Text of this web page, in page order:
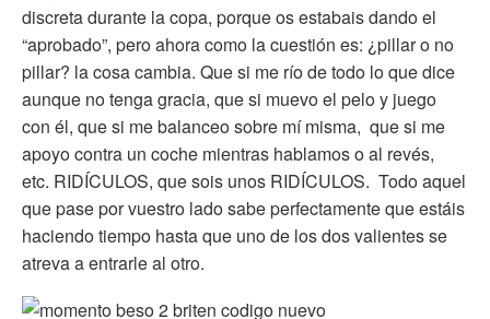
discreta durante la copa, porque os estabais dando el
“aprobado”, pero ahora como la cuestión es: ¿pillar o no
pillar? la cosa cambia. Que si me río de todo lo que dice
aunque no tenga gracia, que si muevo el pelo y juego
con él, que si me balanceo sobre mí misma, que si me
apoyo contra un coche mientras hablamos o al revés,
etc. RIDÍCULOS, que sois unos RIDÍCULOS. Todo aquel
que pase por vuestro lado sabe perfectamente que estáis
haciendo tiempo hasta que uno de los dos valientes se
atreva a entrarle al otro.